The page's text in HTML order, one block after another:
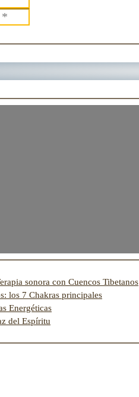
sonora con Cuencos Tibetanos
los 7 Chakras principales
Energéticas
del Espíritu